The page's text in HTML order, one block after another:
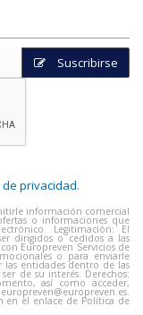
Suscribirse
privacidad.
información comercial
o informaciones que
Legitimación: El
dirigidos o cedidos a las
Europreven Servicios de
o para enviarle
las entidades dentro de las
de su interés. Derechos:
así como acceder,
europreven@europreven.es.
en el enlace de Política de